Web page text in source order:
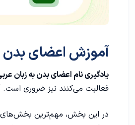
جملات و اصطلاحات پرکاربرد
آموزش اعضای بدن
یادگیری نام اعضای بدن به زبان
فعالیت می‌کنند نیز ضروری است.
در این بخش، مهم‌ترین بخش‌های